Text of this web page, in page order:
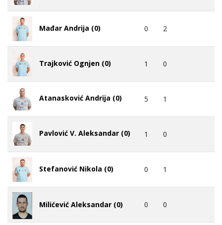
Mađar Andrija (0) 0 2
Trajković Ognjen (0) 1 0
Atanasković Andrija (0) 5 1
Pavlović V. Aleksandar (0) 1 0
Stefanović Nikola (0) 0 1
Milićević Aleksandar (0) 0 0